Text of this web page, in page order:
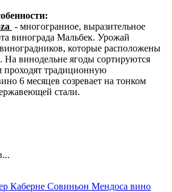
- многогранное, выразительное
винограда Мальбек. Урожай
которые расположены
винодельне ягоды сортируются
проходят традиционную
6 месяцев созревает на тонком
стали.